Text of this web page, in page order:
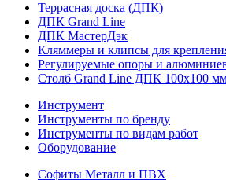
Террасная доска (ДПК)
ДПК Grand Line
ДПК МастерДэк
Кляммеры и клипсы для
Регулируемые опоры и
Столб Grand Line ДПК 100х100
Инструмент
Инструменты по бренду
Инструменты по видам работ
Оборудование
Софиты Металл и ПВХ